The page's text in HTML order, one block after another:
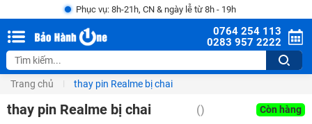
Phục vụ: 8h-21h, CN & ngày lễ từ 8h - 19h
0764 254 113
0283 957 2222
Trang chủ thay pin Realme bị chai
thay pin Realme bị chai ()
Còn hàng